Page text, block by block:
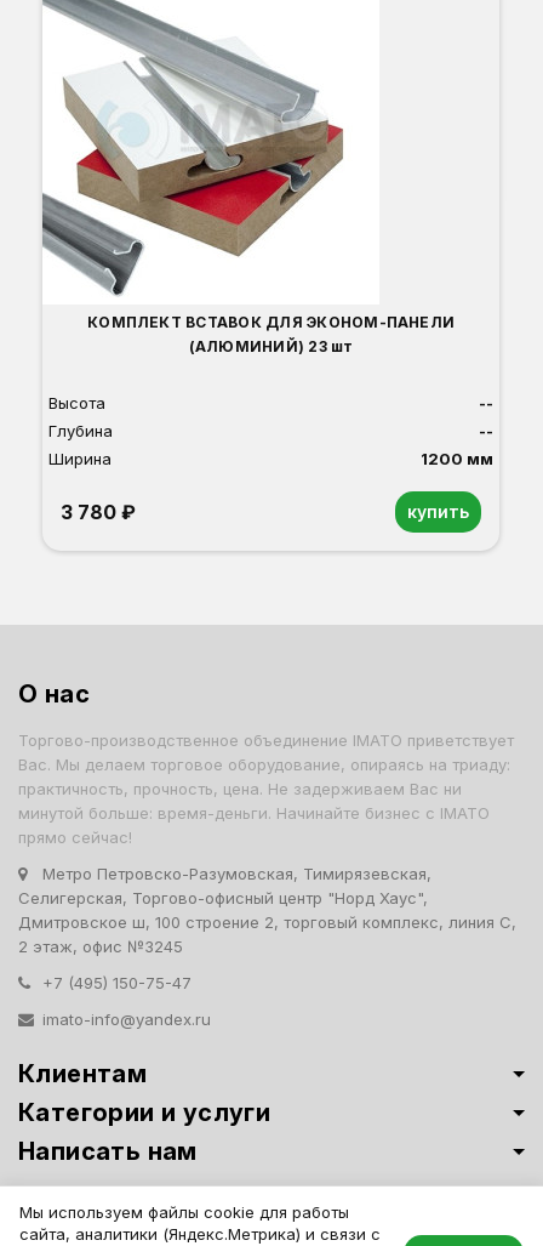
КОМПЛЕКТ ВСТАВОК ДЛЯ ЭКОНОМ-ПАНЕЛИ
(АЛЮМИНИЙ) 23 шт
Высота
--
Глубина
--
Ширина
1200 мм
3 780 ₽ купить
О нас
Торгово-производственное объединение IMATO приветствует
Вас. Мы делаем торговое оборудование, опираясь на триаду:
практичность, прочность, цена. Не задерживаем Вас ни
минутой больше: время-деньги. Начинайте бизнес с IMATO
прямо сейчас!
Метро Петровско-Разумовская, Тимирязевская,
Селигерская, Торгово-офисный центр "Норд Хаус",
Дмитровское ш, 100 строение 2, торговый комплекс, линия С,
2 этаж, офис №3245
+7 (495) 150-75-47
imato-info@yandex.ru
Клиентам
Категории и услуги
Написать нам
Витрины премиум-класса ИМАТО
Политика обработки персональных
данных
Мы используем файлы cookie для работы
сайта, аналитики (Яндекс.Метрика) и связи с